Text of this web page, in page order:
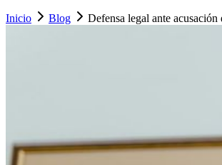
Inicio Blog Defensa legal ante acusación